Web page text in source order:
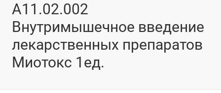
A11.02.002
Внутримышечное введение
лекарственных препаратов
Миотокс 1ед.